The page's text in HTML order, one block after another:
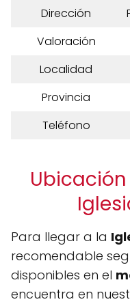
Dirección
Valoración
Localidad
Provincia
Teléfono
Para llegar a la
recomendable
disponibles en el
encuentra en